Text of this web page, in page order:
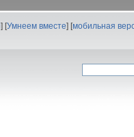
] [Умнеем вместе] [мобильная